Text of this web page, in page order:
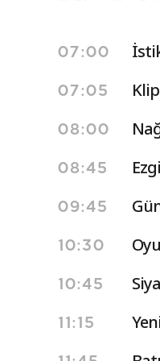
07:00
07:05
08:00
08:45
09:45
10:30
10:45
11:15